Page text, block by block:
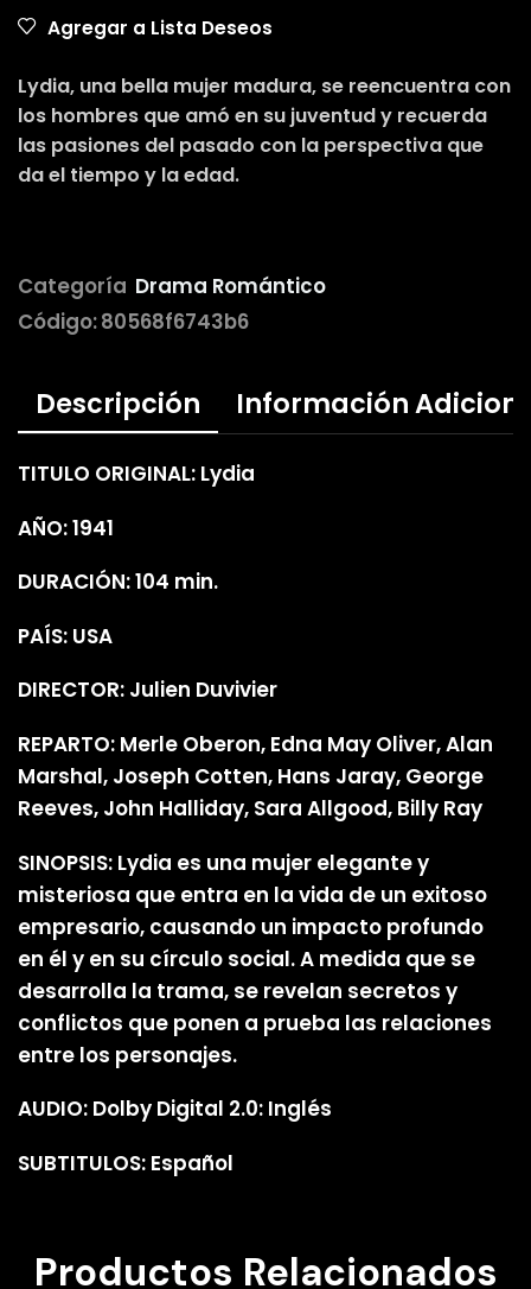
Agregar a Lista Deseos
Lydia, una bella mujer madura, se reencuentra con
los hombres que amó en su juventud y recuerda
las pasiones del pasado con la perspectiva que
da el tiempo y la edad.
Categoría Drama Romántico
Código:80568f6743b6
Descripción Información
TITULO ORIGINAL: Lydia
AÑO: 1941
DURACIÓN: 104 min.
PAÍS: USA
DIRECTOR: Julien Duvivier
REPARTO: Merle Oberon, Edna May Oliver, Alan
Marshal, Joseph Cotten, Hans Jaray, George
Reeves, John Halliday, Sara Allgood, Billy Ray
SINOPSIS: Lydia es una mujer elegante y
misteriosa que entra en la vida de un exitoso
empresario, causando un impacto profundo
en él y en su círculo social. A medida que se
desarrolla la trama, se revelan secretos y
conflictos que ponen a prueba las relaciones
entre los personajes.
AUDIO: Dolby Digital 2.0: Inglés
SUBTITULOS: Español
Productos Relacionados